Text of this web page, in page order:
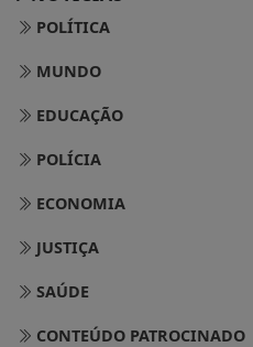
POLÍTICA
MUNDO
EDUCAÇÃO
POLÍCIA
ECONOMIA
JUSTIÇA
SAÚDE
CONTEÚDO PATROCINADO